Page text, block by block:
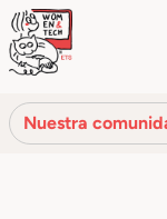
Nuestra